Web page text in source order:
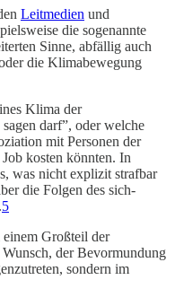
Leitmedien und
die sogenannte
Sinne, abfällig auch
die Klimabewegung
Klima der
darf”, oder welche
mit Personen der
kosten könnten. In
was nicht explizit strafbar
die Folgen des sich-
5
Großteil der
der Bevormundung
sondern im